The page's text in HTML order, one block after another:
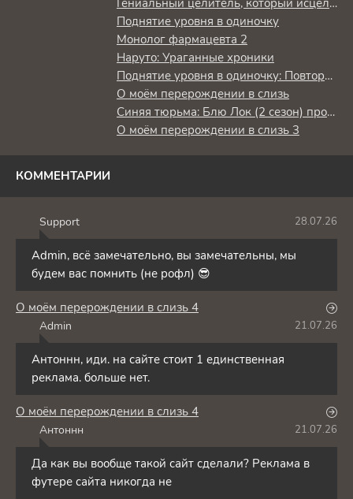
Гениальный целитель, который исцелял в одно мгновение, но был изгнан как бесполезный, теперь наслаждается жизнью в качестве тёмного целителя
Поднятие уровня в одиночку
Монолог фармацевта 2
Наруто: Ураганные хроники
Поднятие уровня в одиночку: Повторное пробуждение
О моём перерождении в слизь
Синяя тюрьма: Блю Лок (2 сезон) против юношеской сборной Японии
О моём перерождении в слизь 3
КОММЕНТАРИИ
Support 28.07.26
Admin, всё замечательно, вы замечательны, мы
будем вас помнить (не рофл) 😎
О моём перерождении в слизь 4
Admin 21.07.26
Антоннн, иди. на сайте стоит 1 единственная
реклама. больше нет.
О моём перерождении в слизь 4
Антоннн 21.07.26
Да как вы вообще такой сайт сделали? Реклама в
футере сайта никогда не